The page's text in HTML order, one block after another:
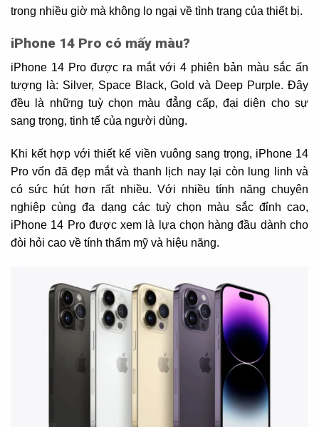
trong nhiều giờ mà không lo ngại về tình trạng của thiết bị.
iPhone 14 Pro có mấy màu?
iPhone 14 Pro được ra mắt với 4 phiên bản màu sắc ấn
tượng là: Silver, Space Black, Gold và Deep Purple. Đây
đều là những tuỳ chọn màu đẳng cấp, đại diện cho sự
sang trọng, tinh tế của người dùng.
Khi kết hợp với thiết kế viền vuông sang trọng, iPhone 14
Pro vốn đã đẹp mắt và thanh lịch nay lại còn lung linh và
có sức hút hơn rất nhiều. Với nhiều tính năng chuyên
nghiệp cùng đa dạng các tuỳ chọn màu sắc đỉnh cao,
iPhone 14 Pro được xem là lựa chọn hàng đầu dành cho
đòi hỏi cao về tính thẩm mỹ và hiệu năng.